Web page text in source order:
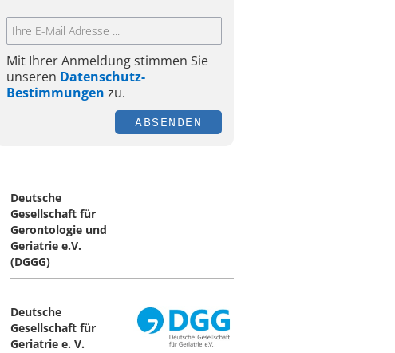
Mit Ihrer Anmeldung stimmen Sie
unseren Datenschutz-
Bestimmungen zu.
ABSENDEN
Deutsche
Gesellschaft für
Gerontologie und
Geriatrie e.V.
(DGGG)
Deutsche
Gesellschaft für
Geriatrie e. V.